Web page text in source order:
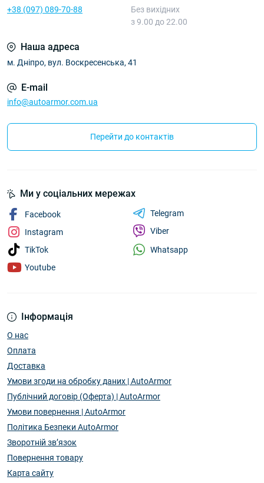
+38 (097) 089-70-88
Без вихідних
з 9.00 до 22.00
Наша адреса
м. Дніпро, вул. Воскресенська, 41
E-mail
info@autoarmor.com.ua
Перейти до контактів
Інформація
О нас
Оплата
Доставка
Умови згоди на обробку даних | AutoArmor
Публічний договір (Оферта) | AutoArmor
Умови повернення | AutoArmor
Політика Безпеки AutoArmor
Зворотній зв’язок
Повернення товару
Карта сайту
Ми у соціальних мережах
Facebook
Instagram
TikTok
Youtube
Telegram
Viber
Whatsapp